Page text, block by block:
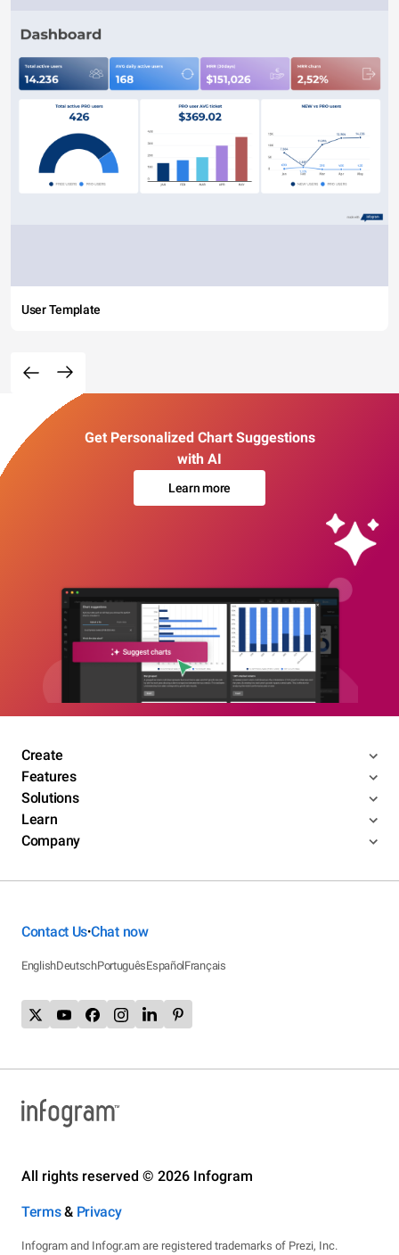
User Template
Get Personalized Chart Suggestions
with AI
Learn more
Create
Features
Solutions
Learn
Company
Contact Us•Chat now
EnglishDeutschPortuguêsEspañolFrançais
All rights reserved © 2026 Infogram
Terms& Privacy
Infogram and Infogr.am are registered trademarks of Prezi, Inc.